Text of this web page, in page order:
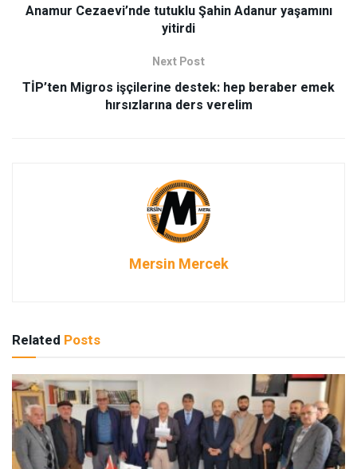
Anamur Cezaevi’nde tutuklu Şahin Adanur yaşamını
yitirdi
Next Post
TİP’ten Migros işçilerine destek: hep beraber emek
hırsızlarına ders verelim
Mersin Mercek
Related Posts